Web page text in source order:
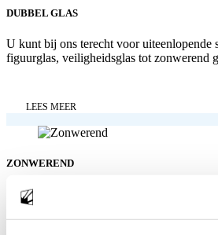
DUBBEL GLAS
U kunt bij ons terecht voor uiteenlopende
figuurglas, veiligheidsglas tot zonwerend
LEES MEER
ZONWEREND
U kunt bij ons terecht voor uiteenlopende
figuurglas, veiligheidsglas tot zonwerend